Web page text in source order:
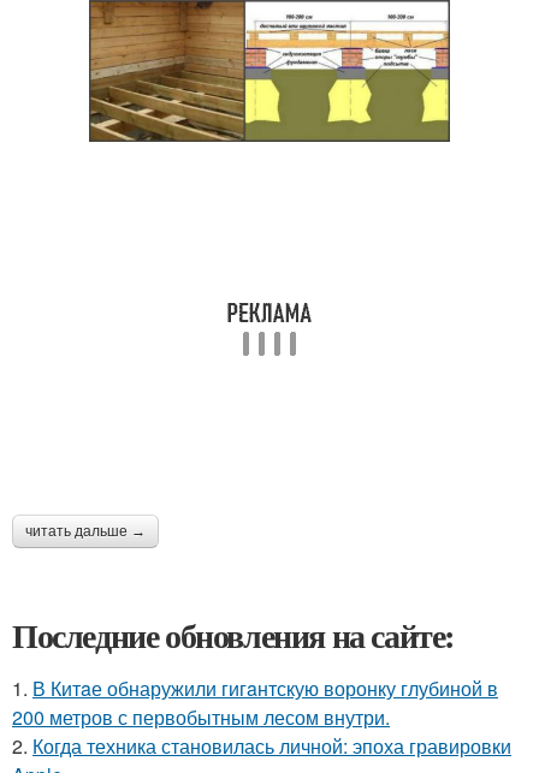
читать дальше →
Последние обновления на сайте:
1. В Китaе обнаружили гигaнтскую воронку глубиной в
200 метров с первобытным лесом внутри.
2. Когда техника становилась личной: эпоха гравировки